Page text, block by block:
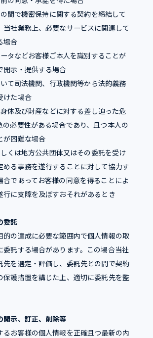
間で機密保持に関する契約を締結して
当社業務上、必要なサービスに関連して
場合
タなどお客様ご本人を識別することが
開示・提供する場合
て司法機関、行政機関等から法的義務
けた場合
体及び財産などに対する差し迫った危
の必要性がある場合であり、且つ本人の
が困難な場合
くは地方公共団体又はその委託を受け
める事務を遂行することに対して協力す
合であってお客様の同意を得ることによ
行に支障を及ぼすおそれがあるとき
委託
的の達成に必要な範囲内で個人情報の取
委託する場合があります。この場合当社
先を選定・評価し、委託先との間で契約
保護措置を講じた上、適切に委託先を監
開示、訂正、削除等
るお客様の個人情報を正確且つ最新の内